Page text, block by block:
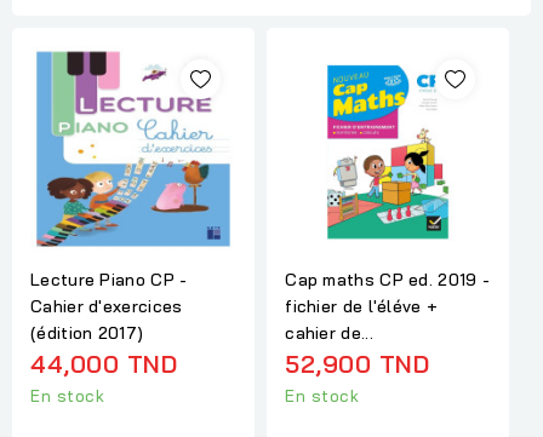
Lecture Piano CP -
Cahier d'exercices
(édition 2017)
44,000 TND
En stock
Cap maths CP ed. 2019 -
fichier de l'éléve +
cahier de...
52,900 TND
En stock